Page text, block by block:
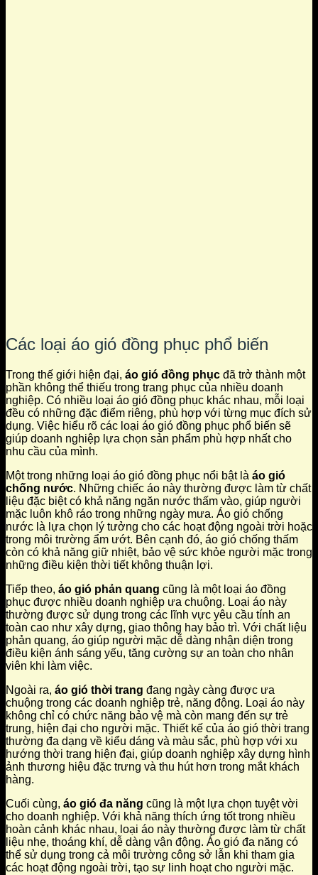
Các loại áo gió đồng phục phổ biến
Trong thế giới hiện đại, áo gió đồng phục đã trở thành một
phần không thể thiếu trong trang phục của nhiều doanh
nghiệp. Có nhiều loại áo gió đồng phục khác nhau, mỗi loại
đều có những đặc điểm riêng, phù hợp với từng mục đích sử
dụng. Việc hiểu rõ các loại áo gió đồng phục phổ biến sẽ
giúp doanh nghiệp lựa chọn sản phẩm phù hợp nhất cho
nhu cầu của mình.
Một trong những loại áo gió đồng phục nổi bật là áo gió
chống nước. Những chiếc áo này thường được làm từ chất
liệu đặc biệt có khả năng ngăn nước thấm vào, giúp người
mặc luôn khô ráo trong những ngày mưa. Áo gió chống
nước là lựa chọn lý tưởng cho các hoạt động ngoài trời hoặc
trong môi trường ẩm ướt. Bên cạnh đó, áo gió chống thấm
còn có khả năng giữ nhiệt, bảo vệ sức khỏe người mặc trong
những điều kiện thời tiết không thuận lợi.
Tiếp theo, áo gió phản quang cũng là một loại áo đồng
phục được nhiều doanh nghiệp ưa chuộng. Loại áo này
thường được sử dụng trong các lĩnh vực yêu cầu tính an
toàn cao như xây dựng, giao thông hay bảo trì. Với chất liệu
phản quang, áo giúp người mặc dễ dàng nhận diện trong
điều kiện ánh sáng yếu, tăng cường sự an toàn cho nhân
viên khi làm việc.
Ngoài ra, áo gió thời trang đang ngày càng được ưa
chuộng trong các doanh nghiệp trẻ, năng động. Loại áo này
không chỉ có chức năng bảo vệ mà còn mang đến sự trẻ
trung, hiện đại cho người mặc. Thiết kế của áo gió thời trang
thường đa dạng về kiểu dáng và màu sắc, phù hợp với xu
hướng thời trang hiện đại, giúp doanh nghiệp xây dựng hình
ảnh thương hiệu đặc trưng và thu hút hơn trong mắt khách
hàng.
Cuối cùng, áo gió đa năng cũng là một lựa chọn tuyệt vời
cho doanh nghiệp. Với khả năng thích ứng tốt trong nhiều
hoàn cảnh khác nhau, loại áo này thường được làm từ chất
liệu nhẹ, thoáng khí, dễ dàng vận động. Áo gió đa năng có
thể sử dụng trong cả môi trường công sở lẫn khi tham gia
các hoạt động ngoài trời, tạo sự linh hoạt cho người mặc.